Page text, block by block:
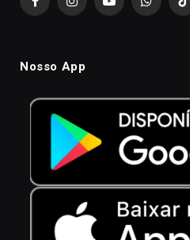
FacebookInstagramYouTube
Nosso App